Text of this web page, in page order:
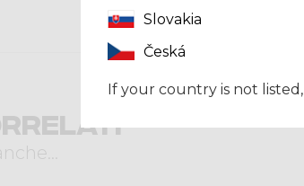
Slovakia
Česká
If your country is not listed,